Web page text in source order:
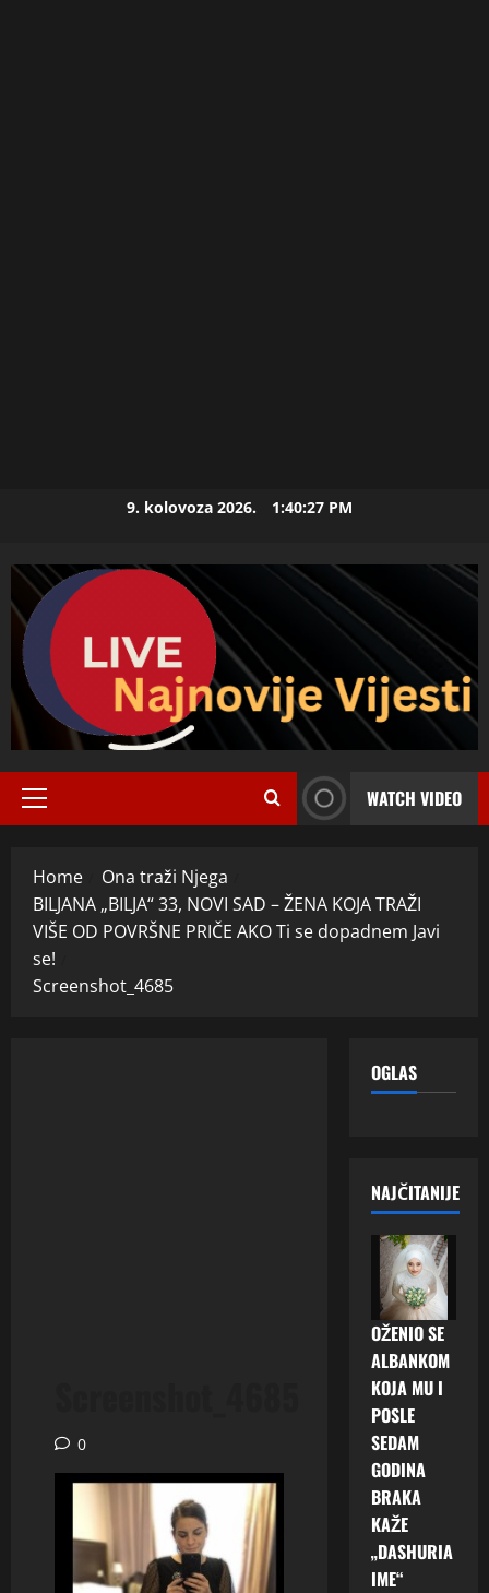
9. kolovoza 2026. 1:40:27 PM
Primary
WATCH VIDEO
Home
Ona traži Njega
BILJANA „BILJA“ 33, NOVI SAD – ŽENA KOJA TRAŽI
VIŠE OD POVRŠNE PRIČE AKO Ti se dopadnem Javi
se!
Screenshot_4685
0
OGLAS
NAJČITANIJE
OŽENIO SE
ALBANKOM
KOJA MU I
POSLE
SEDAM
GODINA
BRAKA
KAŽE
„DASHURIA
IME“